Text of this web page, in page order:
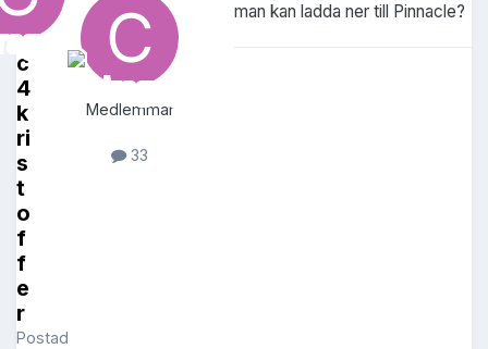
c
4
k
ri
s
t
o
f
f
e
r
Postad
Medlemmar
33
man kan ladda ner till Pinnacle?